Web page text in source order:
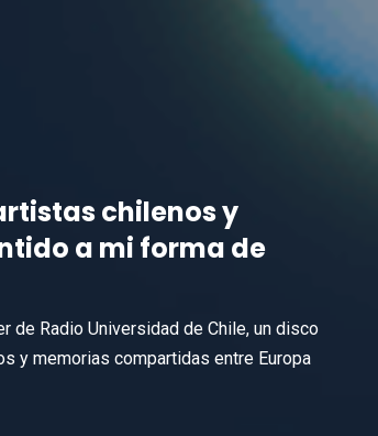
chilenos y
a mi forma de
de Radio Universidad de Chile, un disco
y memorias compartidas entre Europa